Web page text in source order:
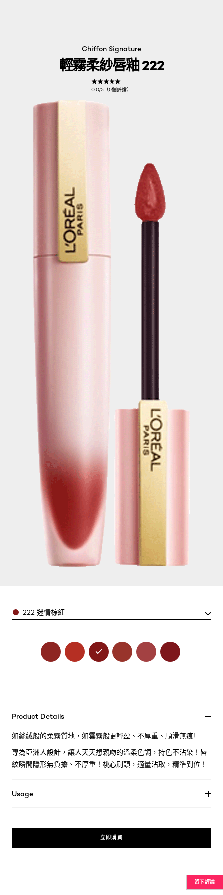
Chiffon Signature
輕霧柔紗唇釉 222
0.0/5（0個評論）
Color222 迷情棕紅
Product Details
如絲絨般的柔霧質地，如雲霧般更輕盈、不厚重、順滑無痕!
專為亞洲人設計，讓人天天想親吻的溫柔色調，持色不沾染！唇
紋瞬間隱形無負擔、不厚重！桃心刷頭，適量沾取，精準到位！
Usage
立即購買
留下評論